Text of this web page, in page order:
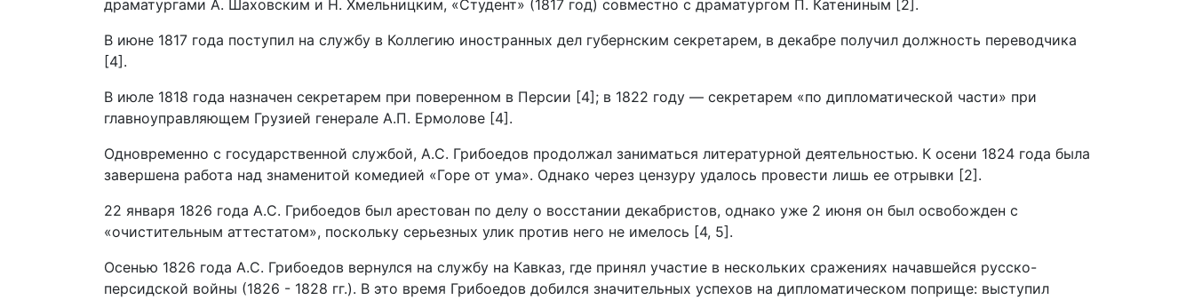
драматургами А. Шаховским и Н. Хмельницким, «Студент» (1817 год) совместно с драматургом П. Катениным [2].
В июне 1817 года поступил на службу в Коллегию иностранных дел губернским секретарем, в декабре получил должность переводчика
[4].
В июле 1818 года назначен секретарем при поверенном в Персии [4]; в 1822 году — секретарем «по дипломатической части» при
главноуправляющем Грузией генерале А.П. Ермолове [4].
Одновременно с государственной службой, А.С. Грибоедов продолжал заниматься литературной деятельностью. К осени 1824 года была
завершена работа над знаменитой комедией «Горе от ума». Однако через цензуру удалось провести лишь ее отрывки [2].
22 января 1826 года А.С. Грибоедов был арестован по делу о восстании декабристов, однако уже 2 июня он был освобожден с
«очистительным аттестатом», поскольку серьезных улик против него не имелось [4, 5].
Осенью 1826 года А.С. Грибоедов вернулся на службу на Кавказ, где принял участие в нескольких сражениях начавшейся русско-
персидской войны (1826 - 1828 гг.). В это время Грибоедов добился значительных успехов на дипломатическом поприще: выступил